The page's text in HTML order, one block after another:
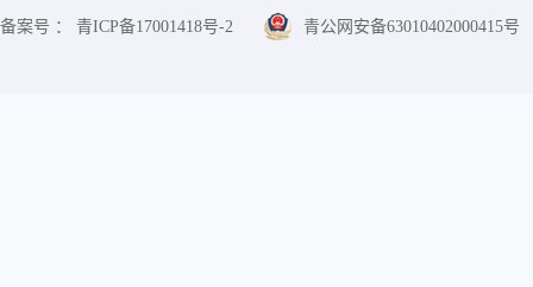
备案号 ： 青ICP备17001418号-2 青公网安备63010402000415号